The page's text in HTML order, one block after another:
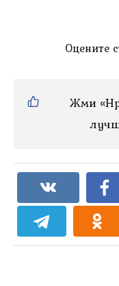
Оцените
Жми